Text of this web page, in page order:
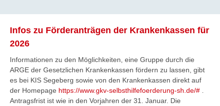
Infos zu Förderanträgen der Krankenkassen für
2026
Informationen zu den Möglichkeiten, eine Gruppe durch die
ARGE der Gesetzlichen Krankenkassen fördern zu lassen, gibt
es bei KIS Segeberg sowie von den Krankenkassen direkt auf
der Homepage https://www.gkv-selbsthilfefoerderung-sh.de/#
Antragsfrist ist wie in den Vorjahren der 31. Januar. Die